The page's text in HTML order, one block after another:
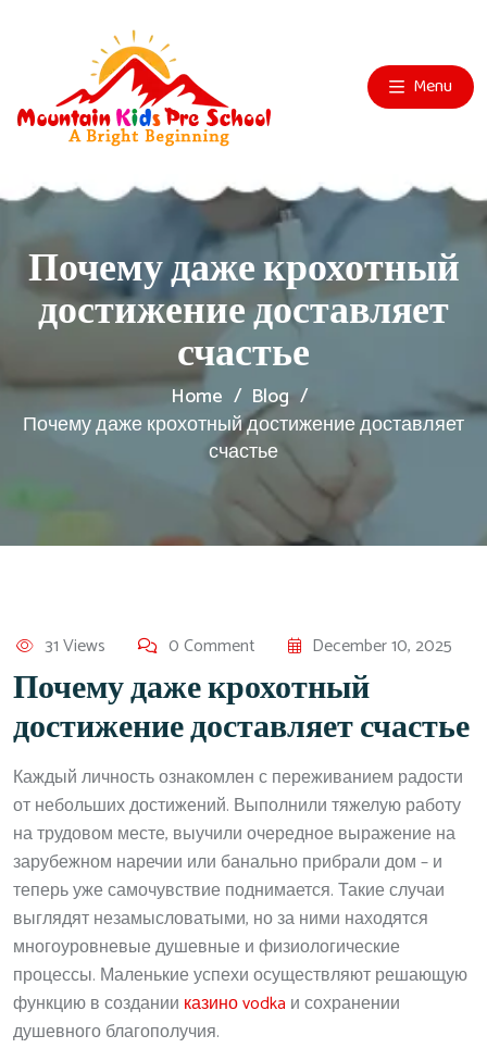
Menu
Почему даже крохотный
достижение доставляет
счастье
Home
Blog
Почему даже крохотный достижение доставляет
счастье
31 Views 0 Comment December 10, 2025
Почему даже крохотный
достижение доставляет счастье
Каждый личность ознакомлен с переживанием радости
от небольших достижений. Выполнили тяжелую работу
на трудовом месте, выучили очередное выражение на
зарубежном наречии или банально прибрали дом – и
теперь уже самочувствие поднимается. Такие случаи
выглядят незамысловатыми, но за ними находятся
многоуровневые душевные и физиологические
процессы. Маленькие успехи осуществляют решающую
функцию в создании казино vodka и сохранении
душевного благополучия.